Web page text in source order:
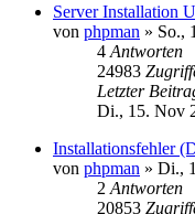
Server Installation
von phpman » So.,
4 Antworten
24983
Letzter
Di., 15. Nov
Installationsfehler
von phpman » Di.,
2 Antworten
20853